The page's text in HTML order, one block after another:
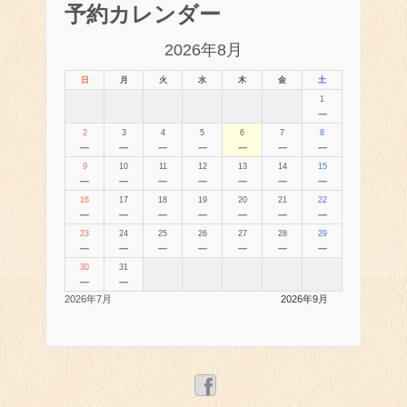
予約カレンダー
2026年8月
日 月 火 水 木 金 土
1
－
2
－
3
－
4
－
5
－
6
－
7
－
8
－
9
－
10
－
11
－
12
－
13
－
14
－
15
－
16
－
17
－
18
－
19
－
20
－
21
－
22
－
23
－
24
－
25
－
26
－
27
－
28
－
29
－
30
－
31
－
2026年7月 2026年9月